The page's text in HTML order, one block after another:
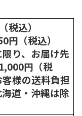
税込）
（税込）
り、お届け先
円（税
様の送料負担
道・沖縄は除